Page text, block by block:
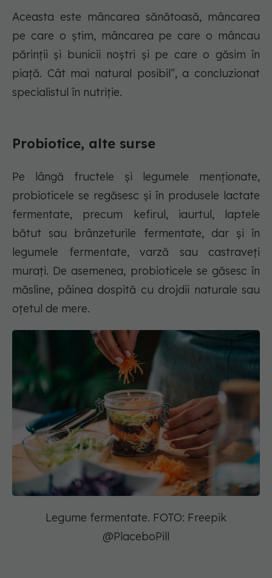
Aceasta este mâncarea sănătoasă, mâncarea
pe care o știm, mâncarea pe care o mâncau
părinții și bunicii noștri și pe care o găsim în
piață. Cât mai natural posibil”, a concluzionat
specialistul în nutriție.
Probiotice, alte surse
Pe lângă fructele și legumele menționate,
probioticele se regăsesc și în produsele lactate
fermentate, precum kefirul, iaurtul, laptele
bătut sau brânzeturile fermentate, dar și în
legumele fermentate, varză sau castraveți
murați. De asemenea, probioticele se găsesc în
măsline, pâinea dospită cu drojdii naturale sau
oțetul de mere.
Legume fermentate. FOTO: Freepik
@PlaceboPill